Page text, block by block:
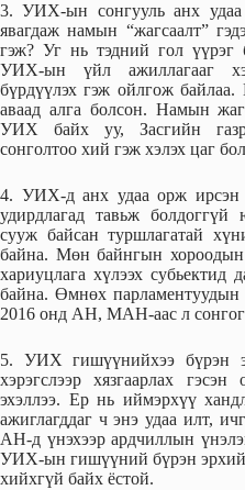
3. УИХ-ын сонгууль анх
явагдаж намын “жагсаалт”
гэж? Уг нь тэдний гол үүрэг
УИХ-ын үйл ажиллагааг
бүрдүүлэх гэж ойлгож байлаа.
аваад алга болсон. Намын
УИХ байх уу, Засгийн
сонголтоо хий гэж хэлэх цаг
4. УИХ-д анх удаа орж ирсэн
удирдлагад тавьж
сууж байсан туршлагатай
байна. Мөн байнгын хороодын
хариуцлага хүлээх субьектид
байна. Өмнөх
2016 онд АН, МАН-аас л
5. УИХ гишүүнийхээ бүрэн
хэрэгслээр хязгаарлах
эхэллээ. Ер нь иймэрхүү
ажиглагддаг ч энэ удаа илт,
АН-д үнэхээр ардчиллын
УИХ-ын гишүүний бүрэн эрхийг
хийхгүй байх ёстой.